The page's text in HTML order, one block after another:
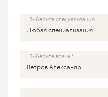
Выберите специализацию
Выберите врача